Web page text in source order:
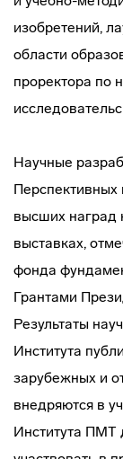
изобретений,
области
проректора по
Научные
Перспективных
высших наград
выставках,
фонда
Грантами
Результаты
Института
зарубежных и
внедряются в
Института ПМТ